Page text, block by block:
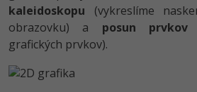
kaleidoskopu (vykreslíme
obrazovku) a posun prvkov
grafických prvkov).